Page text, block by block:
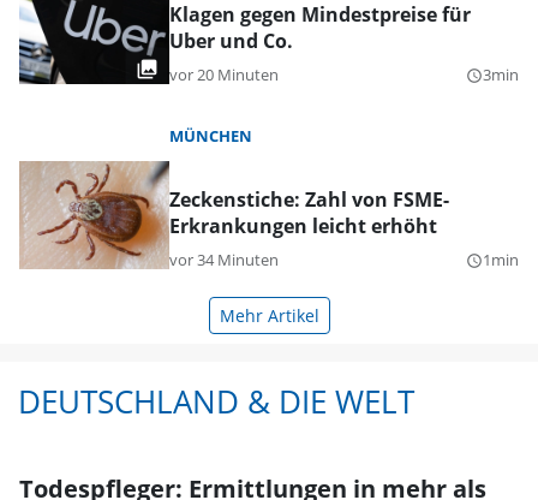
Klagen gegen Mindestpreise für
Uber und Co.
vor 20 Minuten query_builder3min
MÜNCHEN
Zeckenstiche: Zahl von FSME-
Erkrankungen leicht erhöht
vor 34 Minuten query_builder1min
Mehr Artikel
DEUTSCHLAND & DIE WELT
Todespfleger: Ermittlungen in mehr als